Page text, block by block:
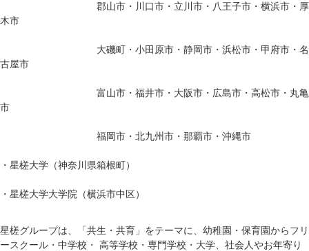
郡山市・川口市・立川市・八王子市・横浜市・厚
木市
大磯町・小田原市・静岡市・浜松市・甲府市・名
古屋市
富山市・福井市・大阪市・広島市・高松市・丸亀
市
福岡市・北九州市・那覇市・沖縄市
・星槎大学（神奈川県箱根町）
・星槎大学大学院（横浜市中区）
星槎グループは、「共生・共育」をテーマに、幼稚園・保育園からフリ
ースクール・中学校・ 高等学校・専門学校・大学、社会人やお年寄り